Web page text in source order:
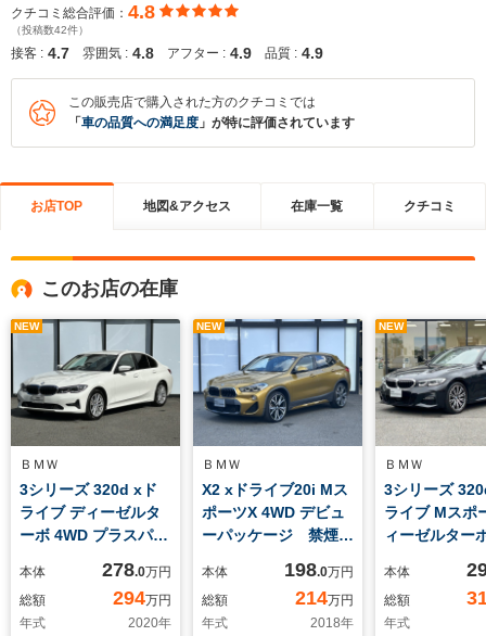
クチコミ総合評価： 4.8
（投稿数42件）
接客 : 4.7 雰囲気 : 4.8 アフター : 4.9 品質 : 4.9
この販売店で購入された方のクチコミでは
「 車の品質への満足度 」が特に評価されています
お店TOP 地図&アクセス 在庫一覧 クチコミ
このお店の在庫
NEW
ＢＭＷ
3シリーズ 320d xド
ライブ ディーゼルタ
ーボ 4WD プラスパッ
パッケージ 17AW
フルセグTV 認定中古
車 全国正規ディーラ
本体 278.0万円
総額
294万円
年式
2020年
NEW
ＢＭＷ
X2 xドライブ20i Mス
ポーツX 4WD デビュ
ーパッケージ 禁煙
正規ディーラー保証/1
年・走行距離無制限
20AW ACC HUD
本体 198.0万円
総額
214万円
年式
2018年
NEW
ＢＭＷ
3シリーズ
ライブ Mスポ
ィーゼルター
ジ パーキン
ト・プラス
ート・パッ
本体
総額
年式